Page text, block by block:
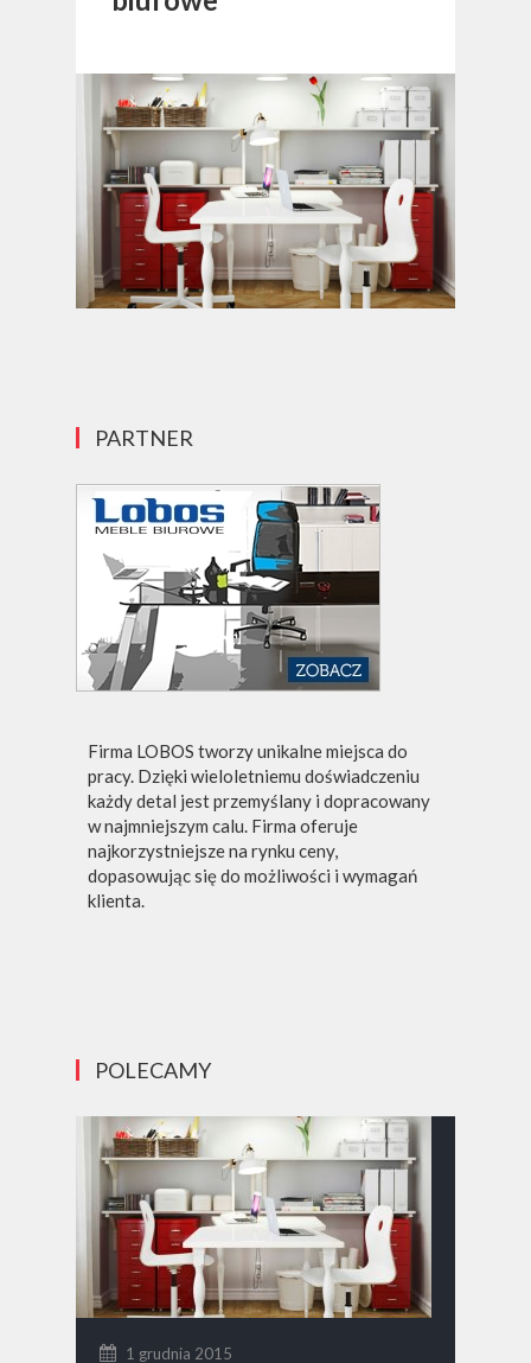
PARTNER
Firma LOBOS tworzy unikalne miejsca do
pracy. Dzięki wieloletniemu doświadczeniu
każdy detal jest przemyślany i dopracowany
w najmniejszym calu. Firma oferuje
najkorzystniejsze na rynku ceny,
dopasowując się do możliwości i wymagań
klienta.
POLECAMY
1 grudnia 2015